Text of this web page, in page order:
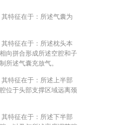
特征在于：所述气囊为
特征在于：所述枕头本
向拼合形成所述空腔和子
所述气囊充放气。
特征在于：所述上半部
位于头部支撑区域远离颈
特征在于：所述下半部